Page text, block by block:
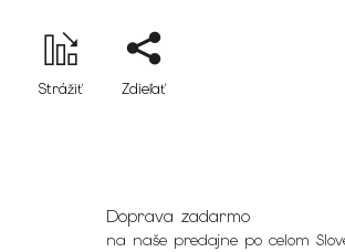
Strážiť Zdieľať
Doprava zadarmo
na naše predajne po celom